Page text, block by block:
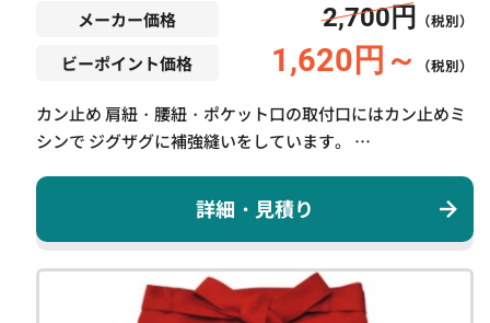
メーカー価格 2,700円 （税別）
ビーポイント価格 1,620円～ （税別）
カン止め 肩紐・腰紐・ポケット口の取付口にはカン止めミ
シンで ジグザグに補強縫いをしています。 …
詳細・見積り